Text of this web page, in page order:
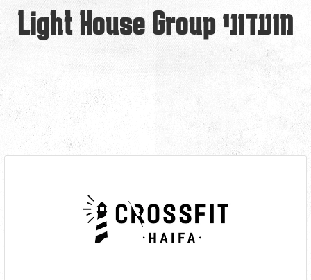
מועדוני Light House Group